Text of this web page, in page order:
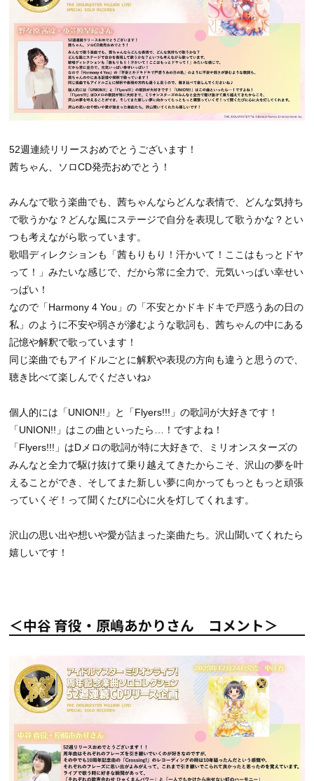
52週連続リリースおめでとうございます！
茜ちゃん、ソロCD発売おめでとう！
みんなで歌う楽曲でも、茜ちゃんならどんな表情で、どんな気持ち
で歌うかな？どんな風にステージで自分を表現して歌うかな？とい
つも考えながら歌っています。
歌唱ディレクションも「茜もりもり！汗かいて！ここはもっとドヤ
って！」みたいな感じで、だから常に全力で、元気いっぱい幸せい
っぱい！
なので「Harmony 4 You」の「不安とかドキドキで戸惑うあの日の
私」のように不安や弱さが滲むような歌詞も、茜ちゃんの中にある
記憶や解釈で歌っています！
同じ楽曲でもアイドルごとに解釈や表現の方向も違うと思うので、
聴き比べて楽しんでくださいね♪
個人的には「UNION!!」と「Flyers!!!」の歌詞が大好きです！
「UNION!!」はこの曲といったら…！ですよね！
「Flyers!!!」はDメロの歌詞が特に大好きで、ミリオンスターズの
みんなと全力で駆け抜けて乗り越えてきたからこそ、沢山の夢を叶
えることができ、そしてまた新しい夢に向かってもっともっと頑張
っていくぞ！って聞くたびに心に火を灯してくれます。
沢山の思い出や想いや愛が詰まった楽曲たち。沢山聞いてくれたら
嬉しいです！
＜中谷 育役・原嶋あかりさん コメント＞